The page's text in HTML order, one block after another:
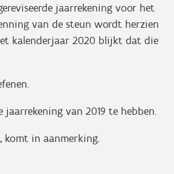
jaarrekening voor het
van de steun wordt herzien
kalenderjaar 2020 blijkt dat die
van 2019 te hebben.
komt in aanmerking.